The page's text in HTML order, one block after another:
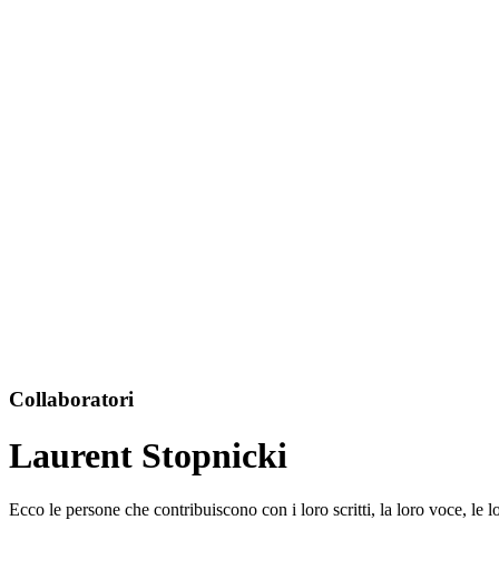
Collaboratori
Laurent Stopnicki
Ecco le persone che contribuiscono con i loro scritti, la loro voce, le